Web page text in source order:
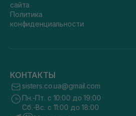
сайта
Политика
конфиденциальности
КОНТАКТЫ
sisters.co.ua@gmail.com
Пн.-Пт. с 10:00 до 19:00
Сб.-Вс. с 11:00 до 18:00